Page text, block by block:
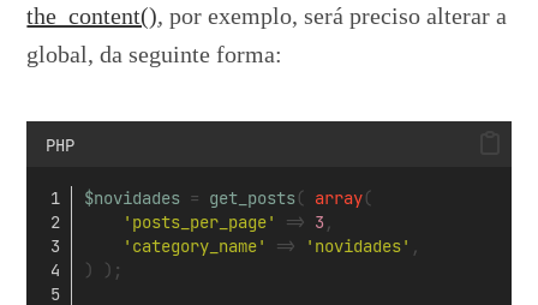
the_content(), por exemplo, será preciso alterar a
global, da seguinte forma:
PHP
$novidades = get_posts( array(
'posts_per_page'
=> 3
'category_name'
=> 'novidades'
) );